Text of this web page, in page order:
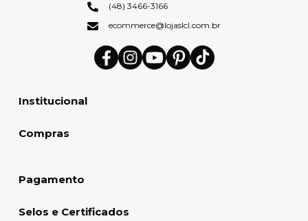
Institucional
Compras
(48) 3466-3166
ecommerce@lojaslcl.com.br
Pagamento
Selos e Certificados